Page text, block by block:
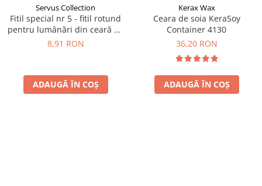
Servus Collection
Fitil special nr 5 - fitil rotund
pentru lumânări din ceară de
albine
8,91 RON
ADAUGĂ ÎN COȘ
Kerax Wax
Ceara de soia KeraSoy
Container 4130
36,20 RON
ADAUGĂ ÎN COȘ